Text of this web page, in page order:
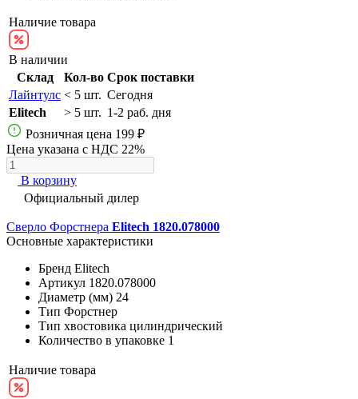
Наличие товара
В наличии
Склад
Кол-во Срок поставки
Лайнтулс < 5 шт. Сегодня
Elitech
> 5 шт. 1-2 раб. дня
Розничная цена 199 ₽
Цена указана с НДС 22%
В корзину
Официальный дилер
Сверло Форстнера Elitech 1820.078000
Основные характеристики
Бренд Elitech
Артикул 1820.078000
Диаметр (мм) 24
Тип Форстнер
Тип хвостовика цилиндрический
Количество в упаковке 1
Наличие товара